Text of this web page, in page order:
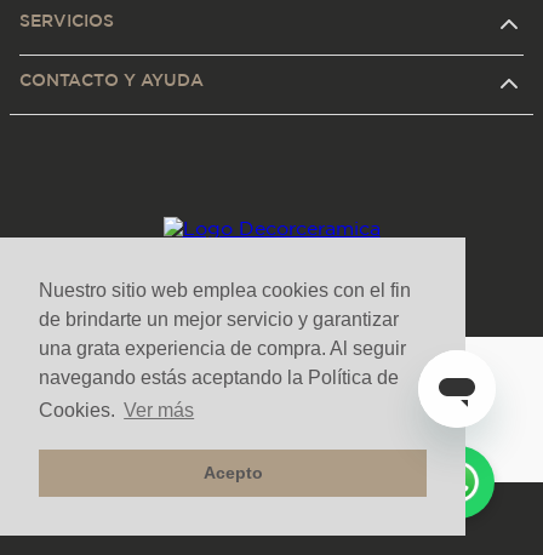
Nuestro sitio web emplea cookies con el fin
de brindarte un mejor servicio y garantizar
una grata experiencia de compra. Al seguir
navegando estás aceptando la Política de
Cookies. Ver más
Acepto
SERVICIOS
CONTACTO Y AYUDA
Medios de pago y sitio seguro
Todos los derechos reservados. Copyright © Decorceramica 2025